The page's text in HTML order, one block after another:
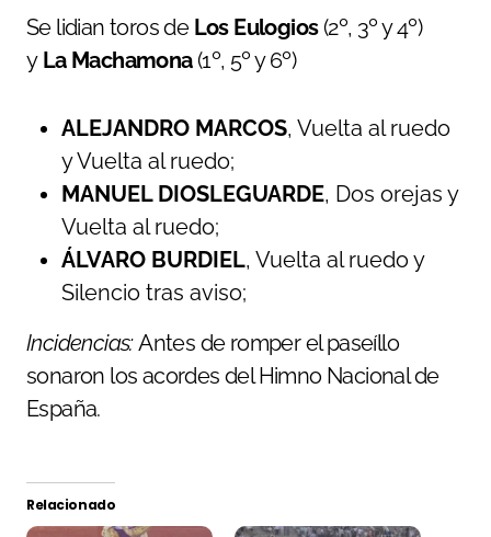
Se lidian toros de Los Eulogios(2º, 3º y 4º)
yLa Machamona (1º, 5º y 6º)
ALEJANDRO MARCOS, Vuelta al ruedo
y Vuelta al ruedo;
MANUEL DIOSLEGUARDE, Dos orejas y
Vuelta al ruedo;
ÁLVARO BURDIEL, Vuelta al ruedo y
Silencio tras aviso;
Incidencias:Antes de romper el paseíllo
sonaron los acordes del Himno Nacional de
España.
Relacionado